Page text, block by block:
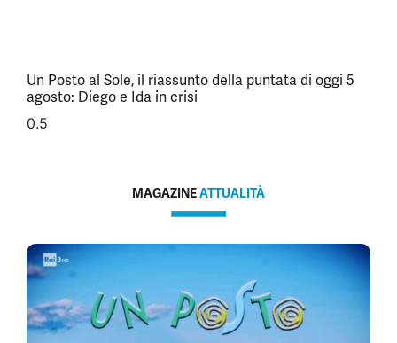
Un Posto al Sole, il riassunto della puntata di oggi 5
agosto: Diego e Ida in crisi
MAGAZINEATTUALITÀ